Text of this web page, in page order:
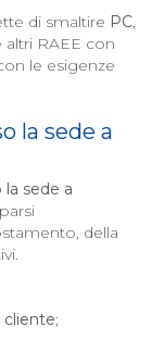
di smaltire PC,
altri RAEE con
le esigenze
la sede a
sede a
della
cliente;